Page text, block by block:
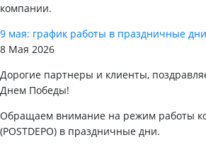
компании.
9 мая: график работы в праздничные дни
8 Мая 2026
Дорогие партнеры и клиенты,
Днем Победы!
Обращаем внимание на режим работы
(POSTDEPO) в праздничные дни.